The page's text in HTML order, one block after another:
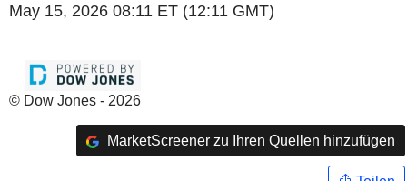
May 15, 2026 08:11 ET (12:11 GMT)
© Dow Jones - 2026
MarketScreener zu Ihren Quellen hinzufügen